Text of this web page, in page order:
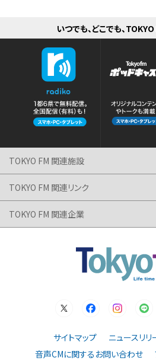
いつでも、どこでも、
TOKYO FM 関連施設
TOKYO FM 関連リンク
TOKYO FM 関連企業
サイトマップ ニュースリリ
音声CMに関するお問い合わせ